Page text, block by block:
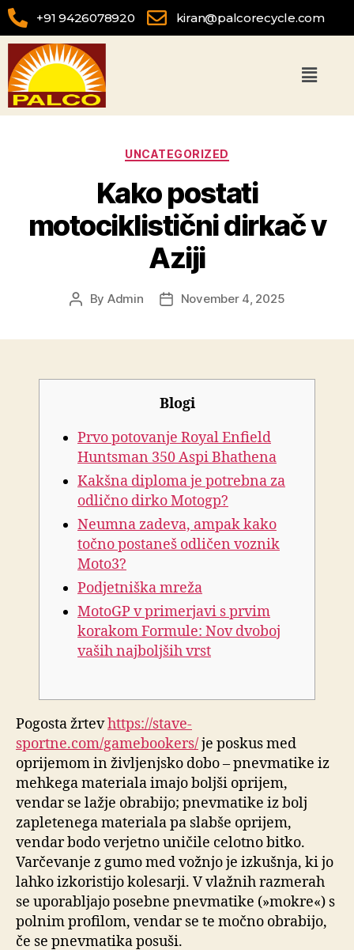
+91 9426078920 kiran@palcorecycle.com
UNCATEGORIZED
Kako postati
motociklistični dirkač v
Aziji
By Admin November 4, 2025
Blogi
Prvo potovanje Royal Enfield
Huntsman 350 Aspi Bhathena
Kakšna diploma je potrebna za
odlično dirko Motogp?
Neumna zadeva, ampak kako
točno postaneš odličen voznik
Moto3?
Podjetniška mreža
MotoGP v primerjavi s prvim
korakom Formule: Nov dvoboj
vaših najboljših vrst
Pogosta žrtevhttps://stave-
sportne.com/gamebookers/je poskus med
oprijemom in življenjsko dobo – pnevmatike iz
mehkega materiala imajo boljši oprijem,
vendar se lažje obrabijo; pnevmatike iz bolj
zapletenega materiala pa slabše oprijem,
vendar bodo verjetno uničile celotno bitko.
Varčevanje z gumo med vožnjo je izkušnja, ki jo
lahko izkoristijo kolesarji. V vlažnih razmerah
se uporabljajo posebne pnevmatike (»mokre«) s
polnim profilom, vendar se te močno obrabijo,
če se pnevmatika posuši.